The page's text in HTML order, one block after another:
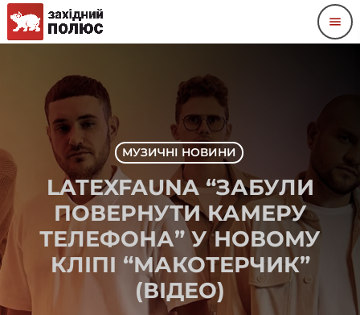
menu
МУЗИЧНІ НОВИНИ
LATEXFAUNA “ЗАБУЛИ
ПОВЕРНУТИ КАМЕРУ
ТЕЛЕФОНА” У НОВОМУ
КЛІПІ “МАКОТЕРЧИК”
(ВІДЕО)